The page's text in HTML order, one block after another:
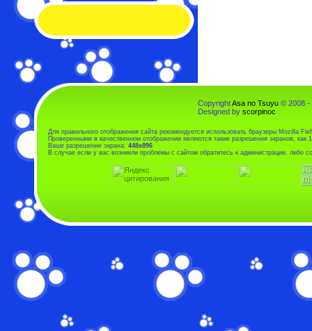
CopyrightAsa no Tsuyu © 2008 -
Designed by scorpinoc
Для правильного отображения сайта рекомендуется использовать браузеры Mozilla
Проверенными в качественном отображении являются такие разрешения экранов, как
Ваше разрешение экрана: 448x896
В случае если у вас возникли проблемы с сайтом обратитесь к администрации,